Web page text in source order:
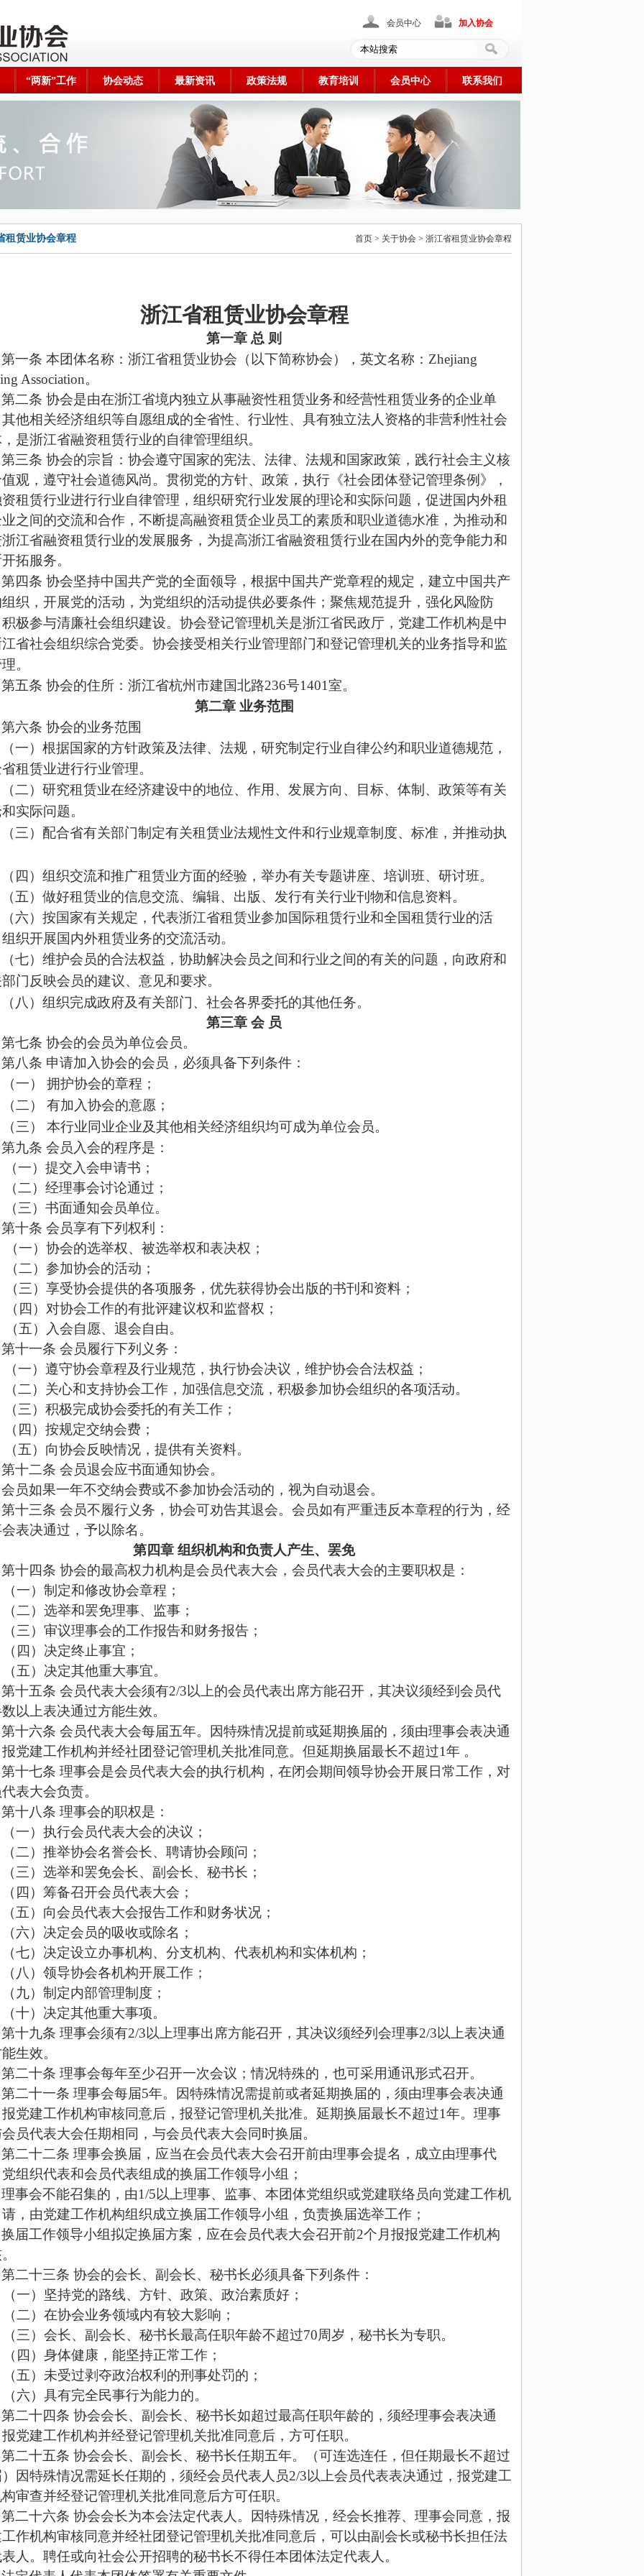
会员中心 加入协会
“两新”工作 协会动态 最新资讯 政策法规 教育培训 会员中心 联系我们
租赁业协会章程 首页 > 关于协会 > 浙江省租赁业协会章程
浙江省租赁业协会章程
第一章 总 则
第一条 本团体名称：浙江省租赁业协会（以下简称协会），英文名称： Zhejiang
Association。
第二条 协会是由在浙江省境内独立从事融资性租赁业务和经营性租赁业务的企业单
他相关经济组织等自愿组成的全省性、行业性、具有独立法人资格的非营利性社会
是浙江省融资租赁行业的自律管理组织。
第三条 协会的宗旨： 协会遵守国家的宪法、法律、法规和 国家政策， 践行社会主义核
观，遵守社会道德风尚。 贯彻党的方针、政策，执行《社会团体登记管理条例》，
租赁行业进行行业自律管理，组织研究行业发展的理论和实际问题，促进国内外租
之间的交流和合作，不断提高融资租赁企业员工的素质和职业道德水准，为推动和
江省融资租赁行业的发展服务， 为提高浙江省融资租赁行业在国内外的竞争能力和
拓服务。
第四条 协会坚持中国共产党的全面领导，根据中国共产党章程的规定，建立中国共产
织，开展党的活动，为党组织的活动提供必要条件； 聚焦规范提升，强化风险防
极参与清廉社会组织建设。 协会登记管理机关是浙江省民政厅，党建工作机构是中
省社会组织综合党委。协会接受相关行业管理部门和登记管理机关的业务指导和监
。
第五条 协会的住所：浙江省杭州市建国北路236号1401室。
第二章 业务范围
第六条 协会的业务范围
（一）根据国家的方针政策及法律、法规，研究制定行业自律公约和职业道德规范，
租赁业进行行业管理。
（二）研究租赁业在经济建设中的地位、作用、发展方向、目标、体制、政策等有关
实际问题。
（三）配合省有关部门制定有关租赁业法规性文件和行业规章制度、标准，并推动执
（四）组织交流和推广租赁业方面的经验，举办有关专题讲座、培训班、研讨班。
（五）做好租赁业的信息交流、编辑、出版、发行有关行业刊物和信息资料。
（六）按国家有关规定，代表浙江省租赁业参加国际租赁行业和全国租赁行业的活
织开展国内外租赁业务的交流活动。
（七）维护会员的合法权益，协助解决会员之间和行业之间的有关的问题，向政府和
门反映会员的建议、意见和要求。
（八）组织完成政府及有关部门、社会各界委托的其他任务。
第三章 会 员
第七条 协会的会员为单位会员。
第八条 申请加入协会的会员，必须具备下列条件：
（一）拥护协会的章程；
（二）有加入协会的意愿；
（三）本行业同业企业及其他相关经济组织均可成为单位会员。
第九条 会员入会的程序是：
（一）提交入会申请书；
（二）经理事会讨论通过；
（三）书面通知会员单位。
第十条 会员享有下列权利：
（一）协会的选举权、被选举权和表决权；
（二）参加协会的活动；
（三）享受协会提供的各项服务，优先获得协会出版的书刊和资料；
（四）对协会工作的有批评建议权和监督权；
（五）入会自愿、退会自由。
第十一条 会员履行下列义务：
（一）遵守协会章程及行业规范，执行协会决议，维护协会合法权益；
（二）关心和支持协会工作，加强信息交流，积极参加协会组织的各项活动。
（三）积极完成协会委托的有关工作；
（四）按规定交纳会费；
（五）向协会反映情况，提供有关资料。
第十二条 会员退会应书面通知协会。
会员如果一年不交纳会费或不参加协会活动的，视为自动退会。
第十三条 会员不履行义务，协会可劝告其退会。会员如有严重违反本章程的行为，经
表决通过，予以除名。
第四章 组织机构和负责人产生、罢免
第十四条 协会的最高权力机构是会员代表大会，会员代表大会的主要职权是：
（一）制定和修改协会章程；
（二）选举和罢免理事、 监事 ；
（三）审议理事会的工作报告和财务报告；
（四）决定终止事宜；
（五）决定其他重大事宜。
第十五条 会员代表大会须有2/3以上的会员代表出席方能召开，其决议须经到会员代
以上表决通过方能生效。
第十六条 会员代表大会每届五年。因特殊情况提前或延期换届的，须由理事会表决通
报党建工作机构并经社团登记管理机关批准同意。 但延期换届最长不超过1年 。
第十七条 理事会是会员代表大会的执行机构，在闭会期间领导协会开展日常工作，对
表大会负责。
第十八条 理事会的职权是：
（一）执行会员代表大会的决议；
（二）推举协会名誉会长、聘请协会顾问；
（三）选举和罢免会长、副会长、秘书长；
（四）筹备召开会员代表大会；
（五）向会员代表大会报告工作和财务状况；
（六）决定会员的吸收或除名；
（七）决定设立办事机构、分支机构、代表机构和实体机构；
（八）领导协会各机构开展工作；
（九）制定内部管理制度；
（十）决定其他重大事项。
第十九条 理事会须有2/3以上理事出席方能召开，其决议须经列会理事2/3以上表决通
生效。
第二十条 理事会每年至少召开一次会议；情况特殊的，也可采用通讯形式召开。
第二十一条 理事会每届5年。因特殊情况需提前或者延期换届的，须由理事会表决通
党建工作机构审核同意后，报登记管理机关批准。延期换届最长不超过1年。理事
员代表大会任期相同，与会员代表大会同时换届。
第二十二条 理事会换届，应当在会员代表大会召开前由理事会提名，成立由理事代
组织代表和会员代表组成的换届工作领导小组；
理事会不能召集的，由1/5以上理事、监事、本团体党组织或党建联络员向党建工作机
，由党建工作机构组织成立换届工作领导小组，负责换届选举工作；
换届工作领导小组拟定换届方案，应在会员代表大会召开前2个月报报党建工作机构
第二十三条 协会的会长、副会长、秘书长必须具备下列条件：
（一）坚持党的路线、方针、政策、政治素质好；
（二）在协会业务领域内有较大影响；
（三）会长、副会长、秘书长最高任职年龄不超过70周岁，秘书长为专职。
（四）身体健康，能坚持正常工作；
（五）未受过剥夺政治权利的刑事处罚的；
（六）具有完全民事行为能力的。
第二十四条 协会会长、副会长、秘书长如超过最高任职年龄的，须经理事会表决通
党建工作机构并经登记管理机关批准同意后，方可任职。
第二十五条 协会会长、副会长、秘书长任期五年。（可连选连任，但任期最长不超过
因特殊情况需延长任期的，须经会员代表人员2/3以上会员代表表决通过，报党建工
审查并经登记管理机关批准同意后方可任职。
第二十六条 协会会长为本会法定代表人 。 因特殊情况，经会长推荐、理事会同意， 报
作机构审核同意并经社团登记管理机关批准同意后，可以由副会长或秘书长担任法
人。聘任或向社会公开招聘的秘书长不得任本团体法定代表人。